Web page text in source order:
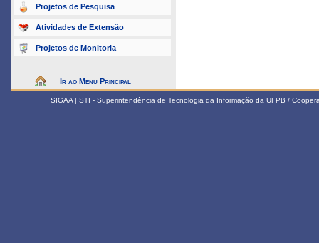
Projetos de Pesquisa
Atividades de Extensão
Projetos de Monitoria
Ir ao Menu Principal
SIGAA | STI - Superintendência de Tecnologia da Informação da UFPB /